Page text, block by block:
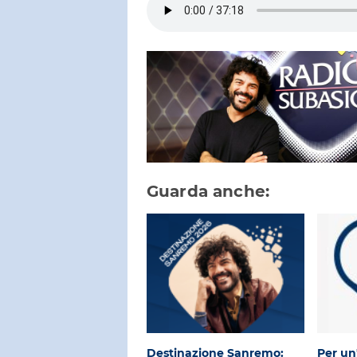
Guarda anche:
Destinazione Sanremo:
Per